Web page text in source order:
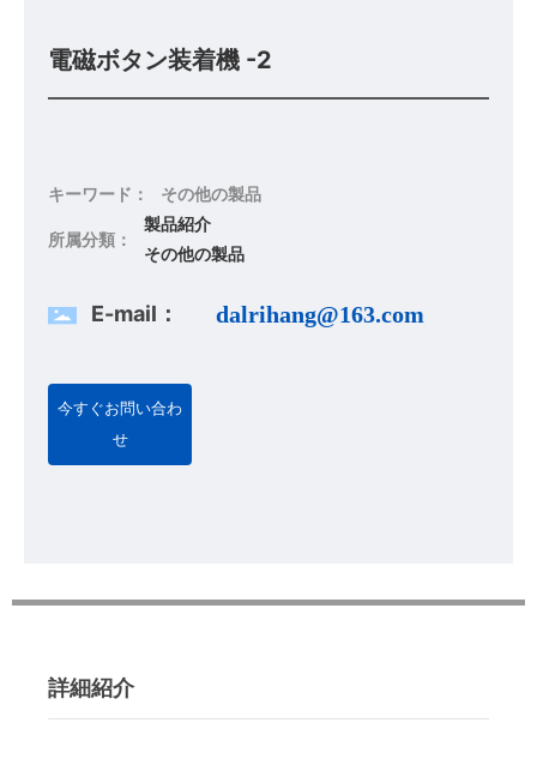
電磁ボタン装着機 -2
キーワード： その他の製品
所属分類：
製品紹介
その他の製品
E-mail： dalrihang@163.com
今すぐお問い合わ
せ
詳細紹介